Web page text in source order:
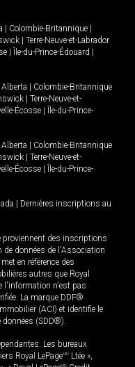
Colombie-Britannique
Terre-Neuve-et-Labrador
Île-du-Prince-Édouard
Alberta
Colombie-Britannique
Terre-Neuve-et-
Écosse
Île-du-Prince-
Alberta
Colombie-Britannique
Terre-Neuve-et-
Écosse
Île-du-Prince-
Dernières inscriptions au
proviennent des inscriptions
données de l'Association
en référence des
autres que Royal
l'information n'est pas
La marque DDF®
(ACI) et identifie le
(SDD®).
Les bureaux
Royal LePageMD Ltée »,
MD